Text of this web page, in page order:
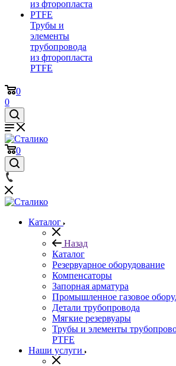
Трубы и
элементы
трубопровода
из фторопласта
PTFE
0
0
0
Каталог
Назад
Каталог
Резервуарное оборудование
Компенсаторы
Запорная арматура
Промышленное газовое
Детали трубопровода
Мягкие резервуары
Трубы и элементы
PTFE
Наши услуги